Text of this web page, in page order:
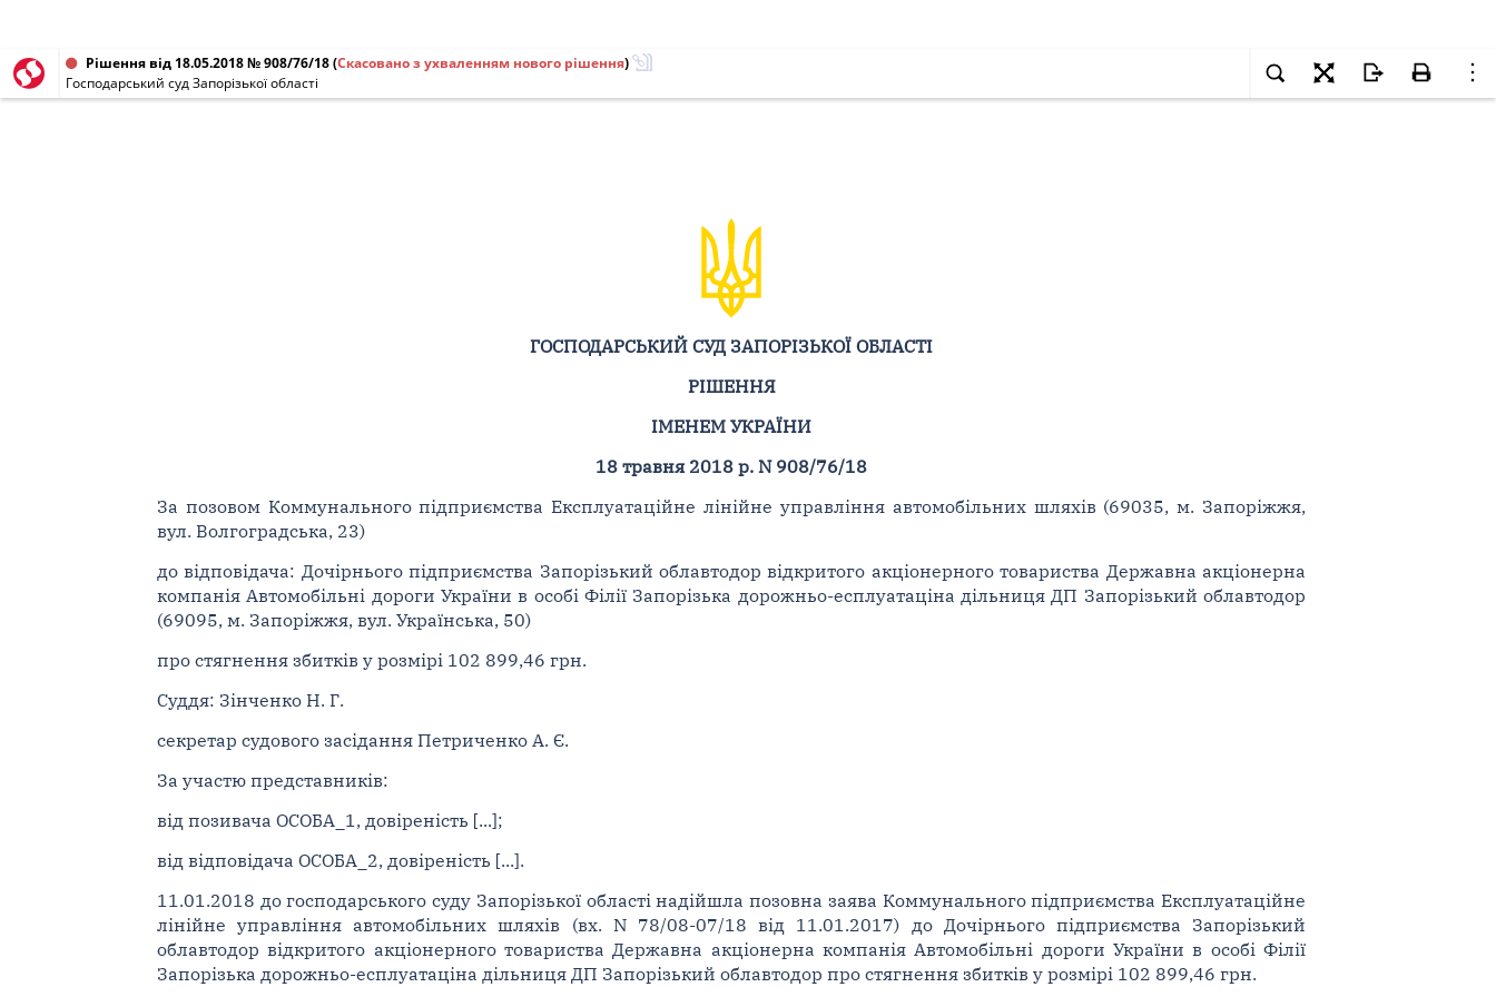
Рішення від 18.05.2018 № 908/76/18(Скасовано з ухваленням нового рішення)
Господарський суд Запорізької області
ГОСПОДАРСЬКИЙ СУД ЗАПОРІЗЬКОЇ ОБЛАСТІ
РІШЕННЯ
ІМЕНЕМ УКРАЇНИ
18 травня 2018 р. N 908/76/18
За позовом Коммунального підприємства Експлуатаційне лінійне управління автомобільних шляхів (69035, м. Запоріжжя,
вул. Волгоградська, 23)
до відповідача: Дочірнього підприємства Запорізький облавтодор відкритого акціонерного товариства Державна акціонерна
компанія Автомобільні дороги України в особі Філії Запорізька дорожньо-есплуатаціна дільниця ДП Запорізький облавтодор
(69095, м. Запоріжжя, вул. Українська, 50)
про стягнення збитків у розмірі 102 899,46 грн.
Суддя: Зінченко Н. Г.
секретар судового засідання Петриченко А. Є.
За участю представників:
від позивача ОСОБА_1, довіреність [...];
від відповідача ОСОБА_2, довіреність [...].
11.01.2018 до господарського суду Запорізької області надійшла позовна заява Коммунального підприємства Експлуатаційне
лінійне управління автомобільних шляхів (вх. N 78/08-07/18 від 11.01.2017) до Дочірнього підприємства Запорізький
облавтодор відкритого акціонерного товариства Державна акціонерна компанія Автомобільні дороги України в особі Філії
Запорізька дорожньо-есплуатаціна дільниця ДП Запорізький облавтодор про стягнення збитків у розмірі 102 899,46 грн.